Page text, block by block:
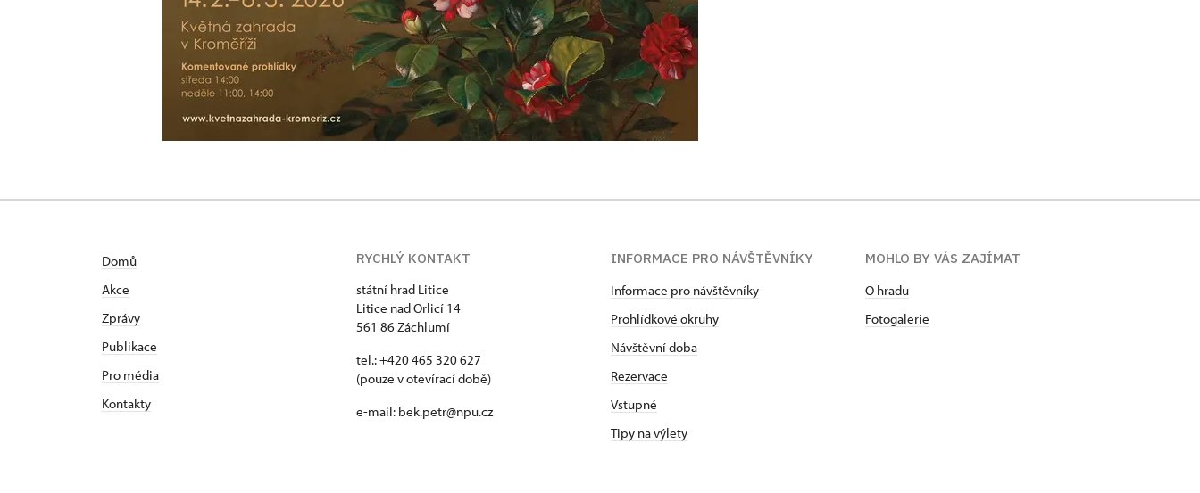
Domů
Akce
Zprávy
Publikace
Pro média
Kontakty
RYCHLÝ KONTAKT
státní hrad Litice
Litice nad Orlicí 14
561 86 Záchlumí
tel.: +420 465 320 627
(pouze v otevírací době)
e-mail: bek.petr@npu.cz
INFORMACE PRO NÁVŠTĚVNÍKY
Informace pro návštěvníky
Prohlídkové okruhy
Návštěvní doba
Rezervace
Vstupné
Tipy na výlety
MOHLO BY VÁS ZAJÍMAT
O hradu
Fotogalerie